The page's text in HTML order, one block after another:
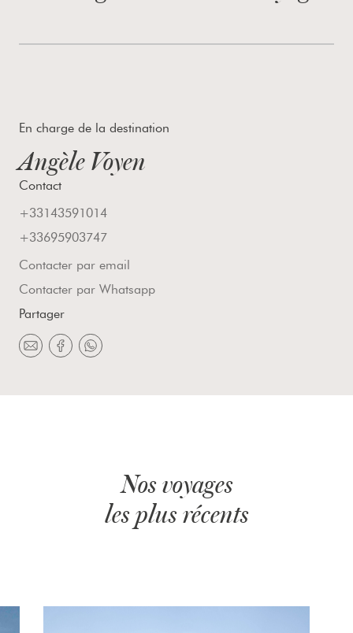
En charge de la destination
Angèle Voyen
Contact
+33143591014
+33695903747
Contacter par email
Contacter par Whatsapp
Partager
Nos voyages
les plus récents